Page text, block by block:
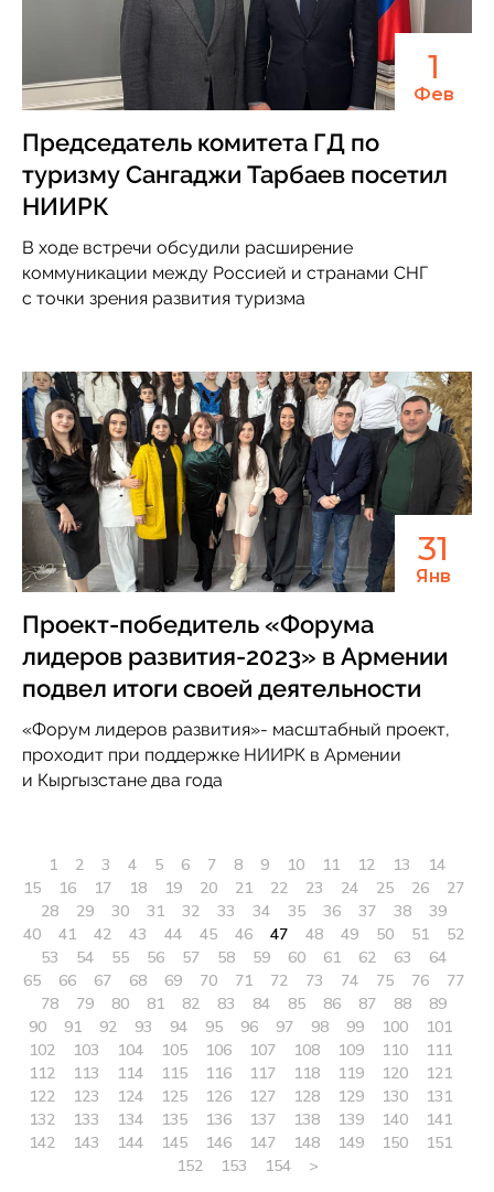
1
Фев
Председатель комитета ГД по
туризму Сангаджи Тарбаев посетил
НИИРК
В ходе встречи обсудили расширение
коммуникации между Россией и странами СНГ
с точки зрения развития туризма
31
Янв
Проект-победитель «Форума
лидеров развития-2023» в Армении
подвел итоги своей деятельности
«Форум лидеров развития»- масштабный проект,
проходит при поддержке НИИРК в Армении
и Кыргызстане два года
1 2 3 4 5 6 7 8 9 10 11 12 13
14
15
16 17 18 19 20 21 22 23 24 25 26
27
28
29 30 31 32 33 34 35 36 37 38
39
40
41 42 43 44 45 46 47 48 49 50 51
52
53
54 55 56 57 58 59 60 61 62 63
64
65
66 67 68 69 70 71 72 73 74 75 76
77
78
79 80 81 82 83 84 85 86 87 88
89
90
91 92 93 94 95 96 97 98 99 100
101
102
103 104 105 106 107 108 109 110
111
112
113 114 115 116 117 118 119 120
121
122
123 124 125 126 127 128 129 130
131
132
133 134 135 136 137 138 139 140
141
142
143 144 145 146 147 148 149 150
151
152
153 154 >